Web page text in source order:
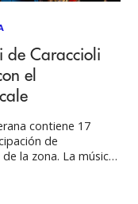
de Caraccioli
el
contiene 17